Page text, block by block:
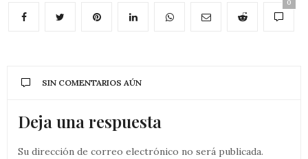
0
SIN COMENTARIOS AÚN
Deja una respuesta
Su dirección de correo electrónico no será publicada.